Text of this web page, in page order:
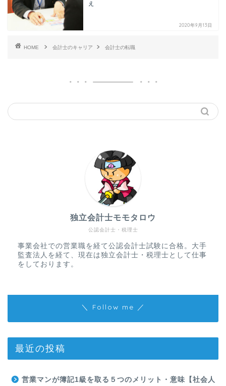
え
2020年9月13日
HOME 会計士のキャリア 会計士の転職
公認会計士・税理士
独立会計士モモタロウ
事業会社での営業職を経て公認会計士試験に合格。大手
監査法人を経て、現在は独立会計士・税理士として仕事
をしております。
＼ Follow me ／
最近の投稿
営業マンが簿記1級を取る５つのメリット・意味【社会人